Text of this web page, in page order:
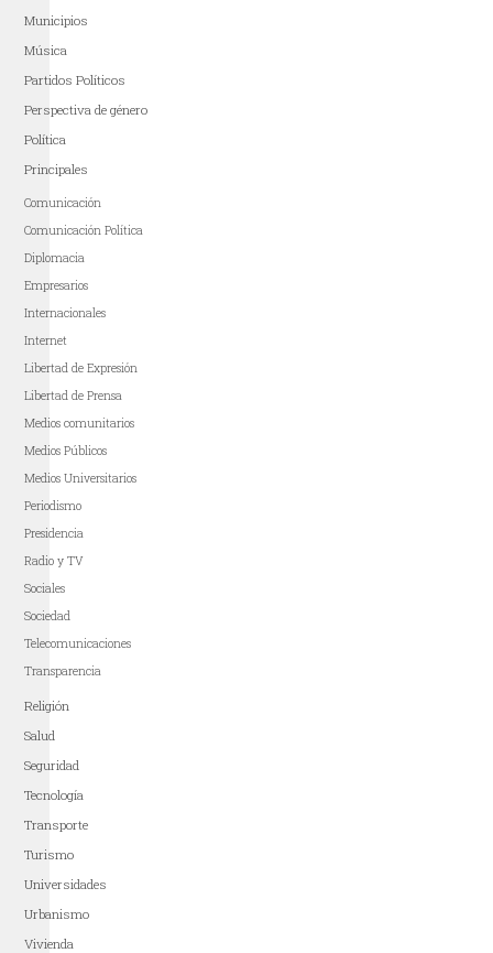
Municipios
Música
Partidos Políticos
Perspectiva de género
Política
Principales
Comunicación
Comunicación Política
Diplomacia
Empresarios
Internacionales
Internet
Libertad de Expresión
Libertad de Prensa
Medios comunitarios
Medios Públicos
Medios Universitarios
Periodismo
Presidencia
Radio y TV
Sociales
Sociedad
Telecomunicaciones
Transparencia
Religión
Salud
Seguridad
Tecnología
Transporte
Turismo
Universidades
Urbanismo
Vivienda